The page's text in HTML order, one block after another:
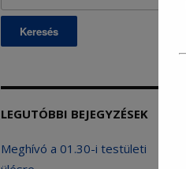
LEGUTÓBBI BEJEGYZÉSEK
Meghívó a 01.30-i testületi